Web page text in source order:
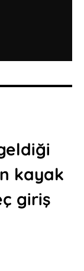
kayak
giriş